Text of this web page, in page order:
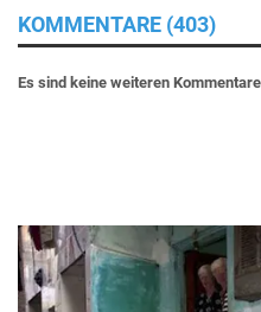
KOMMENTARE (403)
Es sind keine weiteren